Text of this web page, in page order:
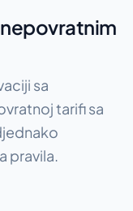
sa
tarifi sa
pravila.